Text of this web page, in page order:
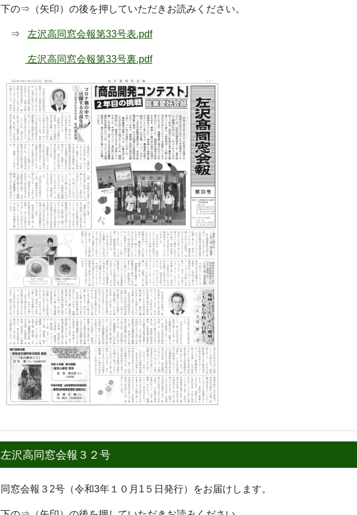
下の⇒（矢印）の後を押していただき お読みください。
⇒ 左沢高同窓会報第33号表.pdf
左沢高同窓会報第33号裏.pdf
左沢高同窓会報３２号
同窓会報３2号（令和3年１０月1５日発行）をお届けします。